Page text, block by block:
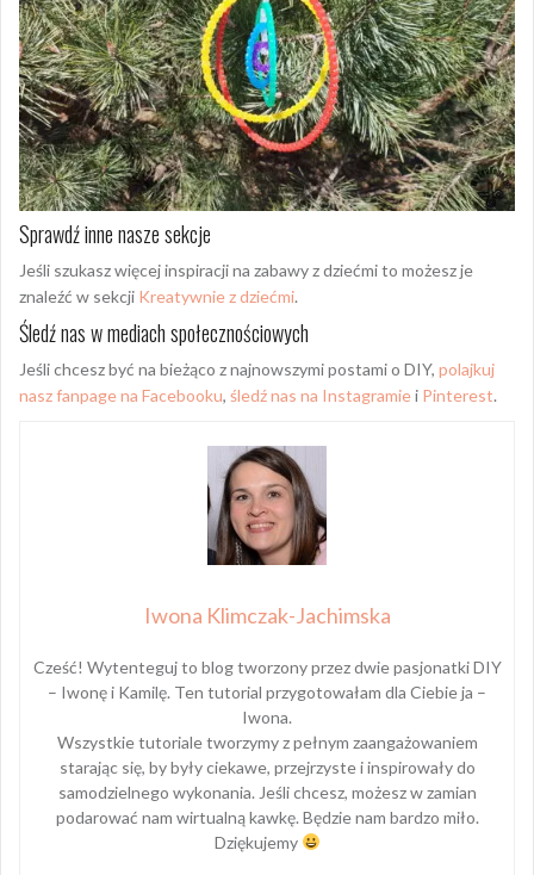
Sprawdź inne nasze sekcje
Jeśli szukasz więcej inspiracji na zabawy z dziećmi to możesz je
znaleźć w sekcji Kreatywnie z dziećmi.
Śledź nas w mediach społecznościowych
Jeśli chcesz być na bieżąco z najnowszymi postami o DIY, polajkuj
nasz fanpage na Facebooku, śledź nas na Instagramiei Pinterest.
Iwona Klimczak-Jachimska
Cześć! Wytenteguj to blog tworzony przez dwie pasjonatki DIY
– Iwonę i Kamilę. Ten tutorial przygotowałam dla Ciebie ja –
Iwona.
Wszystkie tutoriale tworzymy z pełnym zaangażowaniem
starając się, by były ciekawe, przejrzyste i inspirowały do
samodzielnego wykonania. Jeśli chcesz, możesz w zamian
podarować nam wirtualną kawkę. Będzie nam bardzo miło.
Dziękujemy